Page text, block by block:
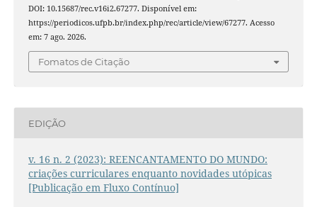
DOI: 10.15687/rec.v16i2.67277. Disponível em:
https://periodicos.ufpb.br/index.php/rec/article/view/67277. Acesso
em: 7 ago. 2026.
Fomatos de Citação
EDIÇÃO
v. 16 n. 2 (2023): REENCANTAMENTO DO MUNDO:
criações curriculares enquanto novidades utópicas
[Publicação em Fluxo Contínuo]